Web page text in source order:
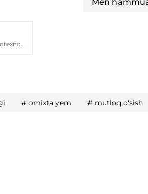
Andijon qishloq xo‘jaligi va agrotexnologiyalar instituti
# omixta yem # mutloq o‘sish